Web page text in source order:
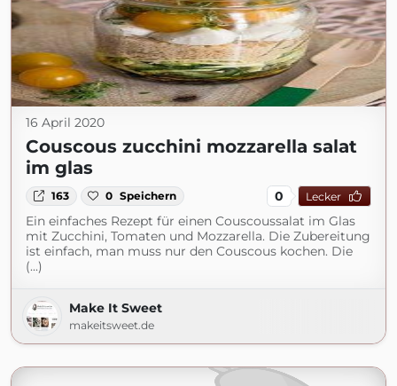
16 April 2020
Couscous zucchini mozzarella salat
im glas
163 0 Speichern 0 Lecker
Ein einfaches Rezept für einen Couscoussalat im Glas
mit Zucchini, Tomaten und Mozzarella. Die Zubereitung
ist einfach, man muss nur den Couscous kochen. Die
(...)
Make It Sweet
makeitsweet.de